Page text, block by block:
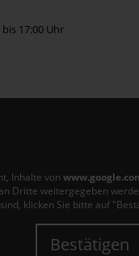
17:00 Uhr
Inhalte von
Dritte weitergegeben
klicken Sie bitte auf
Bestätigen